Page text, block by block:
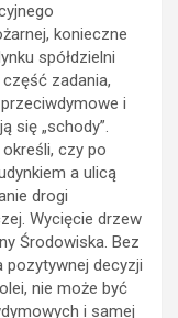
konieczne
spółdzielni
zadania,
i
się „schody”.
czy po
a ulicą
drogi
Wycięcie drzew
Środowiska. Bez
pozytywnej decyzji
nie może być
i samej